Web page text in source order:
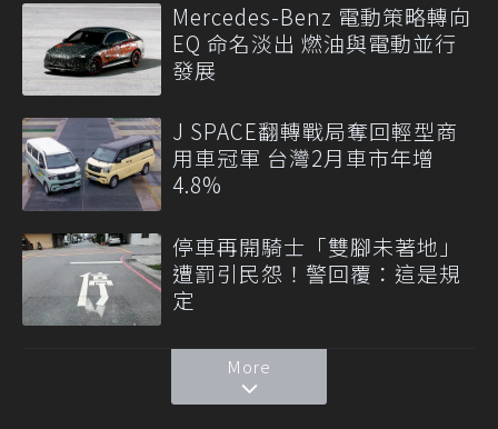
Mercedes-Benz 電動策略轉向
EQ 命名淡出 燃油與電動並行
發展
J SPACE翻轉戰局奪回輕型商
用車冠軍 台灣2月車市年增
4.8%
停車再開騎士「雙腳未著地」
遭罰引民怨！警回覆：這是規
定
More